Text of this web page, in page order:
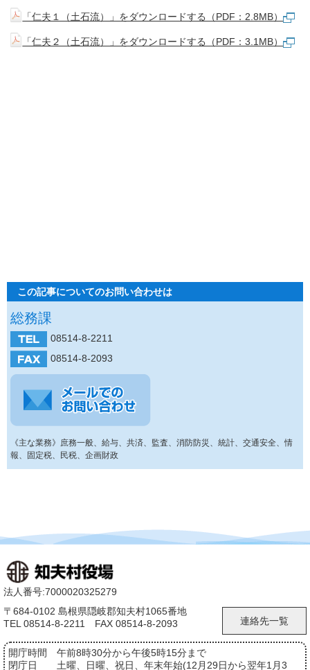
「仁夫１（土石流）」をダウンロードする（PDF：2.8MB）
「仁夫２（土石流）」をダウンロードする（PDF：3.1MB）
この記事についてのお問い合わせは
総務課
08514-8-2211
08514-8-2093
《主な業務》庶務一般、給与、共済、監査、消防防災、統計、交通安全、情
報、固定税、民税、企画財政
法人番号:7000020325279
〒684-0102 島根県隠岐郡知夫村1065番地
TEL 08514-8-2211 FAX 08514-8-2093
連絡先一覧
開庁時間
午前8時30分から午後5時15分まで
閉庁日
土曜、日曜、祝日、年末年始(12月29日から翌年1月3